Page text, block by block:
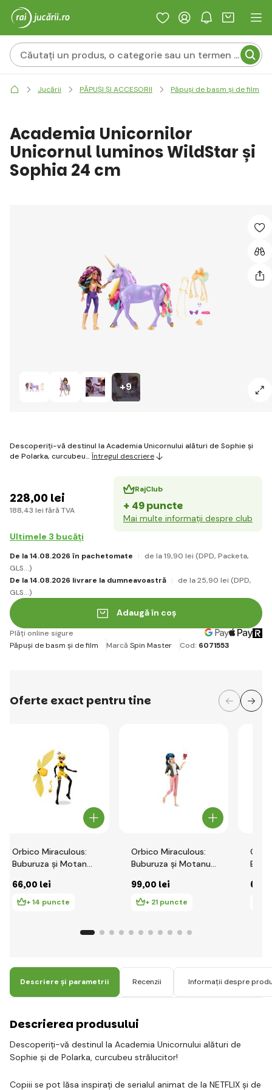
Jucării PĂPUȘI ȘI ACCESORII Păpuși de basm și de film
+9
Academia Unicornilor
Unicornul luminos WildStar și
Sophia 24 cm
Descoperiți-vă destinul la Academia Unicornului alături de Sophie și
de Polarka, curcubeu… Întregul descriere
228,00 lei
188,43 lei fără TVA
RajClub
+ 49 puncte
Mai multe informații despre club
Ultimele 3 bucăți
De la 14.08.2026 în pachetomate de la 19,90 lei (DPD, Packeta,
GLS...)
De la 14.08.2026 livrare la dumneavoastră
de la 25,90 lei (DPD,
GLS...)
Adaugă în coș
Plăți online sigure
Păpuși de basm și de film
Marcă Spin Master Cod: 6071553
Oferte exact pentru tine
Orbico Miraculous:
Buburuza și Motan
Bee - Regina Albină
66,00 lei
+ 14 puncte
Orbico Miraculous:
Buburuza și Motanul
Marinette
99,00 lei
+ 21 puncte
66
Descriere și parametrii Recenzii Informații despre
Descrierea produsului
Descoperiți-vă destinul la Academia Unicornului alături de
Sophie și de Polarka, curcubeu strălucitor!
Copiii se pot lăsa inspirați de serialul animat de la NETFLIX și de